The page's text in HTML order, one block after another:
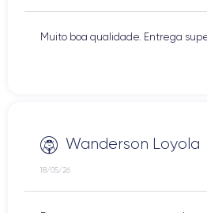
Muito boa qualidade. Entrega
Wanderson Loyola
18/05/26